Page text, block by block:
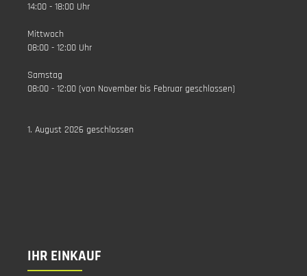
14:00 - 18:00 Uhr
Mittwoch
08:00 - 12:00 Uhr
Samstag
08:00 - 12:00 (von November bis Februar geschlossen)
1. August 2026 geschlossen
IHR EINKAUF